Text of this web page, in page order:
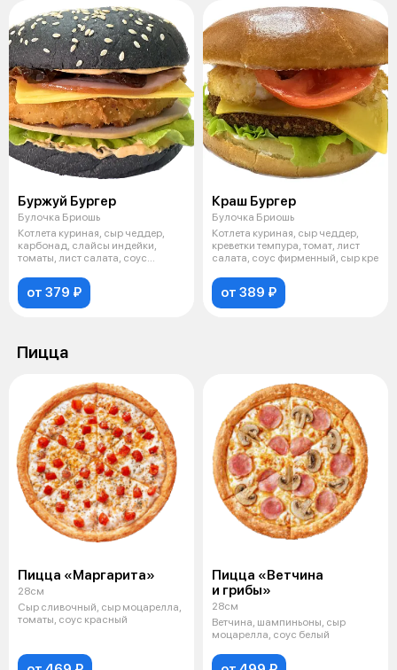
Буржуй Бургер
Булочка Бриошь
Котлета куриная, сыр чеддер,
карбонад, слайсы индейки,
томаты, лист салата, соус
от 379 ₽
Краш Бургер
Булочка Бриошь
Котлета куриная, сыр чеддер,
креветки темпура, томат, лист
салата, соус фирменный, сыр кре
от 389 ₽
Пицца
Пицца «Маргарита»
28см
Сыр сливочный, сыр моцарелла,
томаты, соус красный
Пицца «Ветчина
и грибы»
28см
Ветчина, шампиньоны, сыр
моцарелла, соус белый